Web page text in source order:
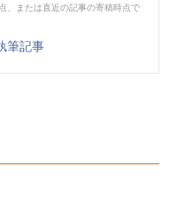
、または直近の記事の寄稿時点で
筆記事